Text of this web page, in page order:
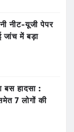
नीट-यूजी पेपर
जांच में बड़ा
बस हादसा :
7 लोगों की